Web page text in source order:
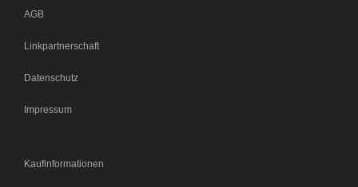
AGB
Linkpartnerschaft
Datenschutz
Impressum
Kaufinformationen